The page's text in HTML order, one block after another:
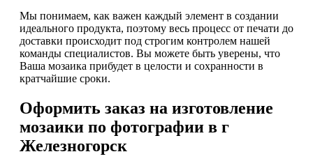
Мы понимаем, как важен каждый элемент в создании
идеального продукта, поэтому весь процесс от печати до
доставки происходит под строгим контролем нашей
команды специалистов. Вы можете быть уверены, что
Ваша мозаика прибудет в целости и сохранности в
кратчайшие сроки.
Оформить заказ на изготовление
мозаики по фотографии в г
Железногорск